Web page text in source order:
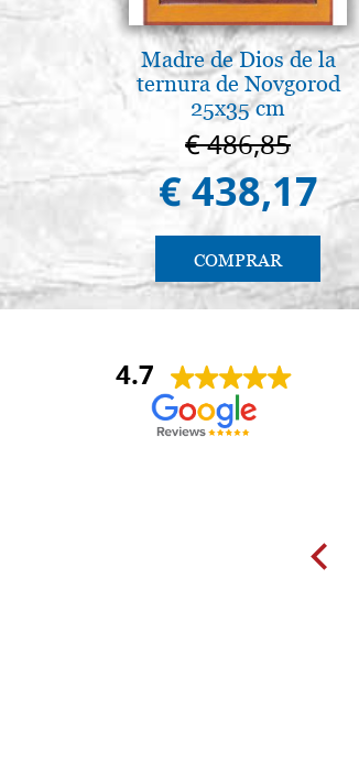
Madre de Dios de la
ternura de Novgorod
25x35 cm
€ 486,85
€ 438,17
COMPRAR
4.7
Anna Maria Negri